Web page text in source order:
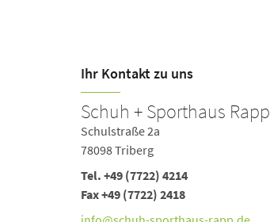
Ihr Kontakt zu uns
Schuh + Sporthaus Rapp
Schulstraße 2a
78098 Triberg
Tel. +49 (7722) 4214
Fax +49 (7722) 2418